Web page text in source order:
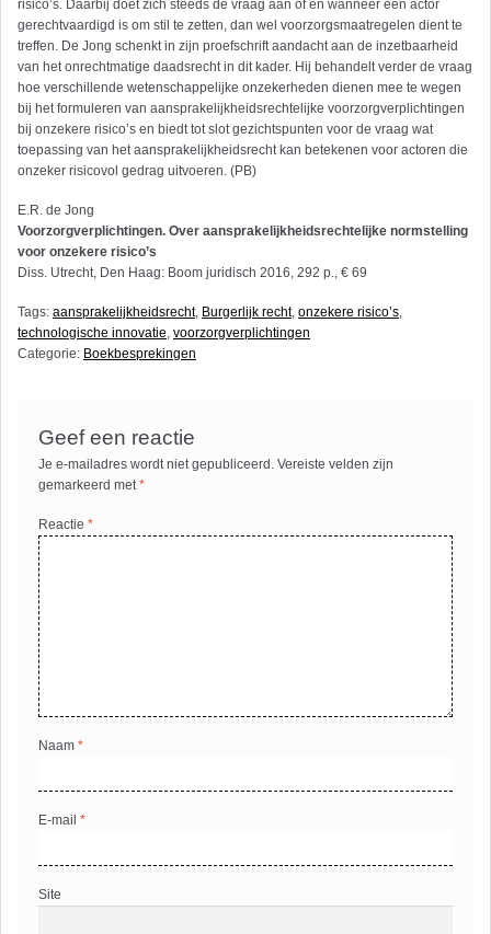
risico’s. Daarbij doet zich steeds de vraag aan of en wanneer een actor
gerechtvaardigd is om stil te zetten, dan wel voorzorgsmaatregelen dient te
treffen. De Jong schenkt in zijn proefschrift aandacht aan de inzetbaarheid
van het onrechtmatige daadsrecht in dit kader. Hij behandelt verder de vraag
hoe verschillende wetenschappelijke onzekerheden dienen mee te wegen
bij het formuleren van aansprakelijkheidsrechtelijke voorzorgverplichtingen
bij onzekere risico’s en biedt tot slot gezichtspunten voor de vraag wat
toepassing van het aansprakelijkheidsrecht kan betekenen voor actoren die
onzeker risicovol gedrag uitvoeren. (PB)
E.R. de Jong
Voorzorgverplichtingen. Over aansprakelijkheidsrechtelijke normstelling
voor onzekere risico’s
Diss. Utrecht, Den Haag: Boom juridisch 2016, 292 p., € 69
Tags: aansprakelijkheidsrecht, Burgerlijk recht, onzekere risico’s,
technologische innovatie, voorzorgverplichtingen
Categorie: Boekbesprekingen
Geef een reactie
Je e-mailadres wordt niet gepubliceerd. Vereiste velden zijn
gemarkeerd met*
Reactie*
Naam*
E-mail*
Site